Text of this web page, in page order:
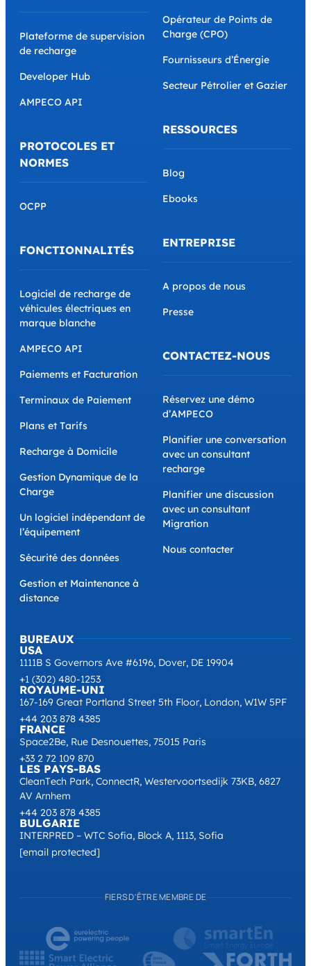
BUREAUX
USA
1111B S Governors Ave #6196, Dover, DE 19904
+1 (302) 480-1253
ROYAUME-UNI
167-169 Great Portland Street 5th Floor, London, W1W 5PF
+44 203 878 4385
FRANCE
Space2Be, Rue Desnouettes, 75015 Paris
+33 2 72 109 870
LES PAYS-BAS
CleanTech Park, ConnectR, Westervoortsedijk 73KB, 6827
AV Arnhem
+44 203 878 4385
BULGARIE
INTERPRED – WTC Sofia, Block A, 1113, Sofia
[email protected]
Plateforme de supervision
de recharge
Developer Hub
AMPECO API
PROTOCOLES ET
NORMES
OCPP
FONCTIONNALITÉS
Logiciel de recharge de
véhicules électriques en
marque blanche
AMPECO API
Paiements et Facturation
Terminaux de Paiement
Plans et Tarifs
Recharge à Domicile
Gestion Dynamique de la
Charge
Un logiciel indépendant de
l’équipement
Sécurité des données
Gestion et Maintenance à
distance
Opérateur de Points de
Charge (CPO)
Fournisseurs d’Énergie
Secteur Pétrolier et Gazier
RESSOURCES
Blog
Ebooks
ENTREPRISE
A propos de nous
Presse
CONTACTEZ-NOUS
Réservez une démo
d’AMPECO
Planifier une conversation
avec un consultant
recharge
Planifier une discussion
avec un consultant
Migration
Nous contacter
FIERS D'ÊTRE MEMBRE DE